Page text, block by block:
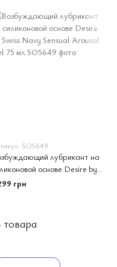
SO5649
лубрикант на
основе Desire by
Navy Sensual Arousal Gel
грн